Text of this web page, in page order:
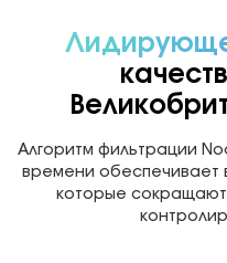
Алгоритм фильтрации
времени обеспечивает
которые